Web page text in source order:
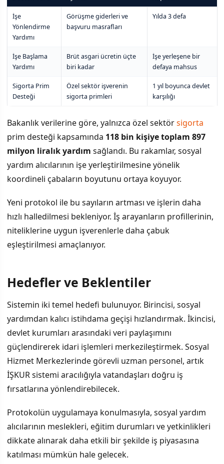
İşe
Yönlendirme
Yardımı
Görüşme giderleri ve
başvuru masrafları
Yılda 3 defa
İşe Başlama
Yardımı
Brüt asgari ücretin üçte
biri kadar
İşe yerleşene bir
defaya mahsus
Sigorta Prim
Desteği
Özel sektör işverenin
sigorta primleri
1 yıl boyunca devlet
karşılığı
Bakanlık verilerine göre, yalnızca özel sektörsigorta
prim desteği kapsamında 118 bin kişiye toplam 897
milyon liralık yardım sağlandı. Bu rakamlar, sosyal
yardım alıcılarının işe yerleştirilmesine yönelik
koordineli çabaların boyutunu ortaya koyuyor.
Yeni protokol ile bu sayıların artması ve işlerin daha
hızlı halledilmesi bekleniyor. İş arayanların profillerinin,
niteliklerine uygun işverenlerle daha çabuk
eşleştirilmesi amaçlanıyor.
Hedefler ve Beklentiler
Sistemin iki temel hedefi bulunuyor. Birincisi, sosyal
yardımdan kalıcı istihdama geçişi hızlandırmak. İkincisi,
devlet kurumları arasındaki veri paylaşımını
güçlendirerek idari işlemleri merkezileştirmek. Sosyal
Hizmet Merkezlerinde görevli uzman personel, artık
İŞKUR sistemi aracılığıyla vatandaşları doğru iş
fırsatlarına yönlendirebilecek.
Protokolün uygulamaya konulmasıyla, sosyal yardım
alıcılarının meslekleri, eğitim durumları ve yetkinlikleri
dikkate alınarak daha etkili bir şekilde iş piyasasına
katılması mümkün hale gelecek.